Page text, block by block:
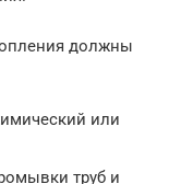
должны
или
труб и